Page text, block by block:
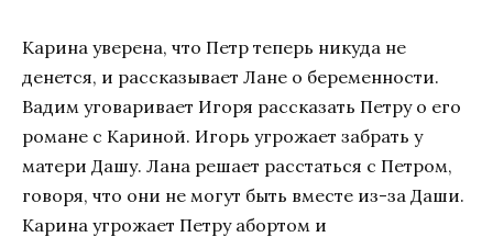
Карина уверена, что Петр теперь никуда не
денется, и рассказывает Лане о беременности.
Вадим уговаривает Игоря рассказать Петру о его
романе с Кариной. Игорь угрожает забрать у
матери Дашу. Лана решает расстаться с Петром,
говоря, что они не могут быть вместе из-за Даши.
Карина угрожает Петру абортом и